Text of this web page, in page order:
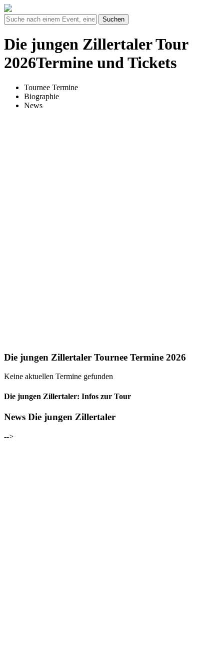
Suchen
Die jungen Zillertaler Tour
2026Termine und Tickets
Tournee Termine
Biographie
News
Die jungen Zillertaler Tournee Termine 2026
Keine aktuellen Termine gefunden
Die jungen Zillertaler: Infos zur Tour
News Die jungen Zillertaler
-->